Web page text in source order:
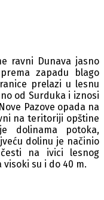
ravni Dunava jasno
zapadu blago
prelazi u lesnu
od Surduka i iznosi
Pazove opada na
na teritoriji opštine
dolinama potoka,
dolinu je načinio
na ivici lesnog
su i do 40 m.